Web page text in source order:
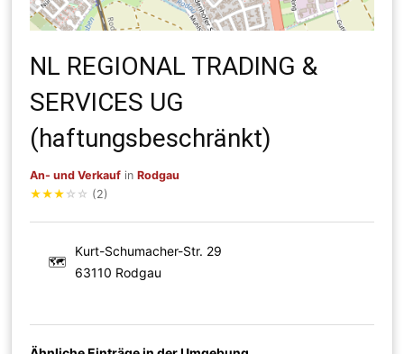
NL REGIONAL TRADING &
SERVICES UG
(haftungsbeschränkt)
An- und Verkauf inRodgau
★★★ ☆ ☆ (2)
🗺
Kurt-Schumacher-Str. 29
63110 Rodgau